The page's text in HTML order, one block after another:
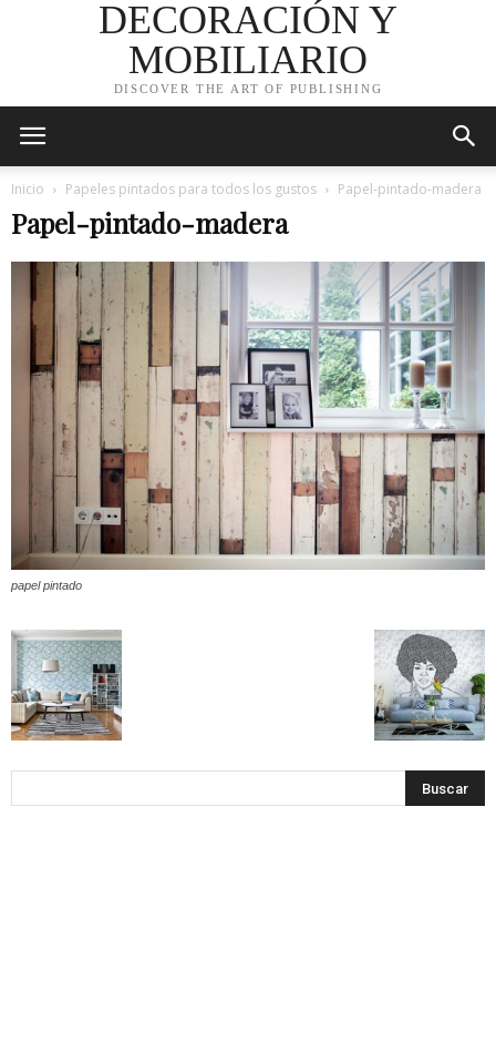
DECORACIÓN Y
MOBILIARIO
DISCOVER THE ART OF PUBLISHING
Inicio Papeles pintados para todos los gustos Papel-pintado-madera
Papel-pintado-madera
papel pintado